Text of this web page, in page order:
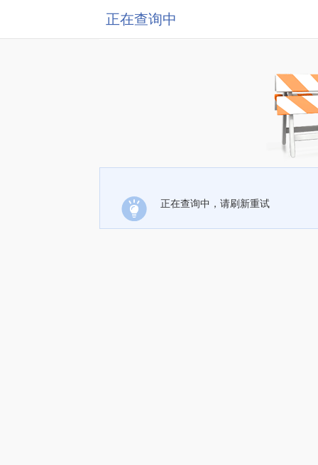
正在查询中
正在查询中，请刷新重试